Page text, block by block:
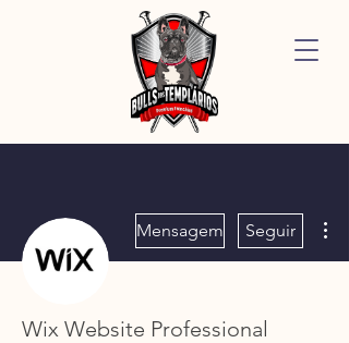
Mensagem Seguir
Wix Website Professional